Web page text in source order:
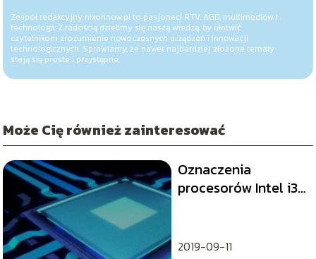
Zespół redakcyjny nixonnow.pl to pasjonaci RTV, AGD, multimediów i
technologii. Z radością dzielimy się naszą wiedzą, by ułatwić
czytelnikom zrozumienie nowoczesnych urządzeń i innowacji
technologicznych. Sprawiamy, że nawet najbardziej złożone tematy
stają się proste i przystępne.
Może Cię również zainteresować
Oznaczenia
procesorów Intel i3
2019-09-11